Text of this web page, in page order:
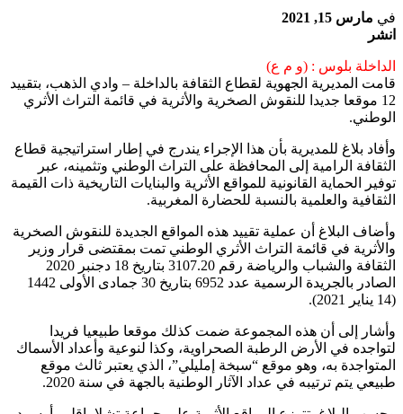
في مارس 15, 2021
انشر
الداخلة بلوس : (و م ع)
قامت المديرية الجهوية لقطاع الثقافة بالداخلة – وادي الذهب، بتقييد
12 موقعا جديدا للنقوش الصخرية والأثرية في قائمة التراث الأثري
الوطني.
وأفاد بلاغ للمديرية بأن هذا الإجراء يندرج في إطار استراتيجية قطاع
الثقافة الرامية إلى المحافظة على التراث الوطني وتثمينه، عبر
توفير الحماية القانونية للمواقع الأثرية والبنايات التاريخية ذات القيمة
الثقافية والعلمية بالنسبة للحضارة المغربية.
وأضاف البلاغ أن عملية تقييد هذه المواقع الجديدة للنقوش الصخرية
والأثرية في قائمة التراث الأثري الوطني تمت بمقتضى قرار وزير
الثقافة والشباب والرياضة رقم 3107.20 بتاريخ 18 دجنبر 2020
الصادر بالجريدة الرسمية عدد 6952 بتاريخ 30 جمادى الأولى 1442
(14 يناير 2021).
وأشار إلى أن هذه المجموعة ضمت كذلك موقعا طبيعيا فريدا
لتواجده في الأرض الرطبة الصحراوية، وكذا لنوعية وأعداد الأسماك
المتواجدة به، وهو موقع “سبخة إمليلي”، الذي يعتبر ثالث موقع
طبيعي يتم ترتيبه في عداد الآثار الوطنية بالجهة في سنة 2020.